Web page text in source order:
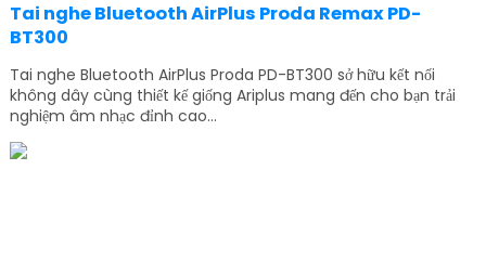
Tai nghe Bluetooth AirPlus Proda Remax PD-
BT300
Tai nghe Bluetooth AirPlus Proda PD-BT300 sở hữu kết nối
không dây cùng thiết kế giống Ariplus mang đến cho bạn trải
nghiệm âm nhạc đỉnh cao...